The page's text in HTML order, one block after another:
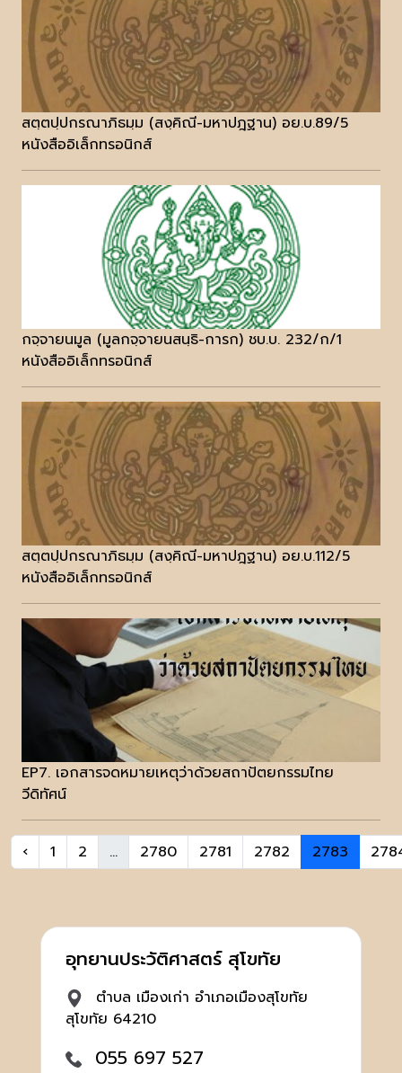
สตฺตปฺปกรณาภิธมฺม (สงฺคิณี-มหาปฎฐาน) อย.บ.89/5
หนังสืออิเล็กทรอนิกส์
กจฺจายนมูล (มูลกจฺจายนสนฺธิ-การก) ชบ.บ. 232/ก/1
หนังสืออิเล็กทรอนิกส์
สตฺตปฺปกรณาภิธมฺม (สงฺคิณี-มหาปฎฐาน) อย.บ.112/5
หนังสืออิเล็กทรอนิกส์
EP7. เอกสารจดหมายเหตุว่าด้วยสถาปัตยกรรมไทย
วีดิทัศน์
‹ 1 2 ... 2780 2781 2782 2783
อุทยานประวัติศาสตร์ สุโขทัย
ตำบล เมืองเก่า อำเภอเมืองสุโขทัย
สุโขทัย 64210
055 697 527